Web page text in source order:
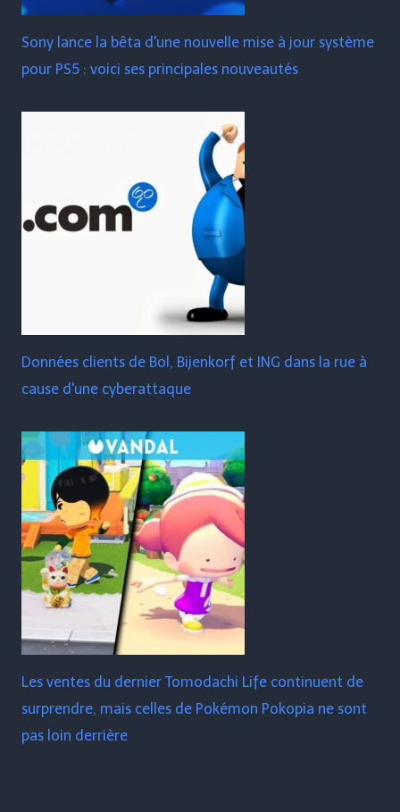
Sony lance la bêta d'une nouvelle mise à jour système
pour PS5 : voici ses principales nouveautés
Données clients de Bol, Bijenkorf et ING dans la rue à
cause d'une cyberattaque
Les ventes du dernier Tomodachi Life continuent de
surprendre, mais celles de Pokémon Pokopia ne sont
pas loin derrière